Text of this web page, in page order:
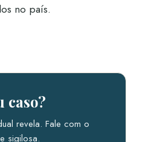
no país.
caso?
revela. Fale com o
sigilosa.